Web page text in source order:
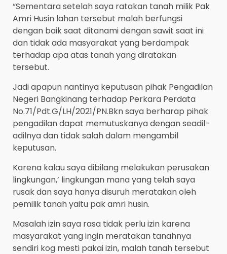
“Sementara setelah saya ratakan tanah milik Pak
Amri Husin lahan tersebut malah berfungsi
dengan baik saat ditanami dengan sawit saat ini
dan tidak ada masyarakat yang berdampak
terhadap apa atas tanah yang diratakan
tersebut.
Jadi apapun nantinya keputusan pihak Pengadilan
Negeri Bangkinang terhadap Perkara Perdata
No.71/Pdt.G/LH/2021/PN.Bkn saya berharap pihak
pengadilan dapat memutuskanya dengan seadil-
adilnya dan tidak salah dalam mengambil
keputusan.
Karena kalau saya dibilang melakukan perusakan
lingkungan,’ lingkungan mana yang telah saya
rusak dan saya hanya disuruh meratakan oleh
pemilik tanah yaitu pak amri husin.
Masalah izin saya rasa tidak perlu izin karena
masyarakat yang ingin meratakan tanahnya
sendiri kog mesti pakai izin, malah tanah tersebut